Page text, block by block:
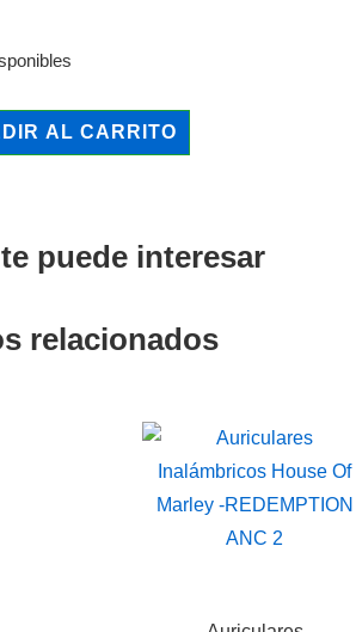
AL CARRITO
puede interesar
relacionados